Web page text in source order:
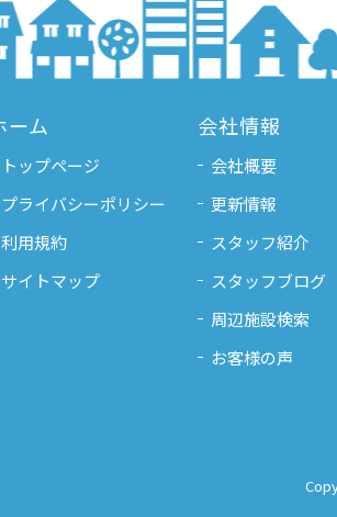
ーム
トップページ
プライバシーポリシー
利用規約
サイトマップ
会社情報
会社概要
更新情報
スタッフ紹介
スタッフブログ
周辺施設検索
お客様の声